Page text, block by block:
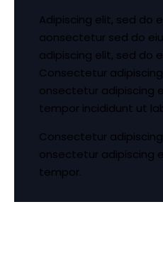
Adipiscing elit, sed do
aonsectetur sed do
adipiscing elit, sed do
Consectetur
onsectetur adipiscing
tempor incididunt ut
Consectetur
onsectetur adipiscing
tempor.